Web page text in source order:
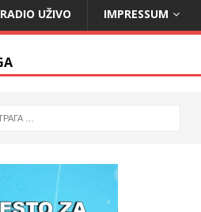
RADIO UŽIVO IMPRESSUM